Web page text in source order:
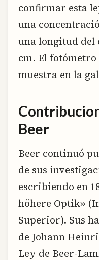
confirmar esta
una
una longitud del
cm. El fotómetro
muestra en la
Beer
Beer continuó
de sus
escribiendo en
höhere Optik»
Superior). Sus
de Johann
Ley de Beer-